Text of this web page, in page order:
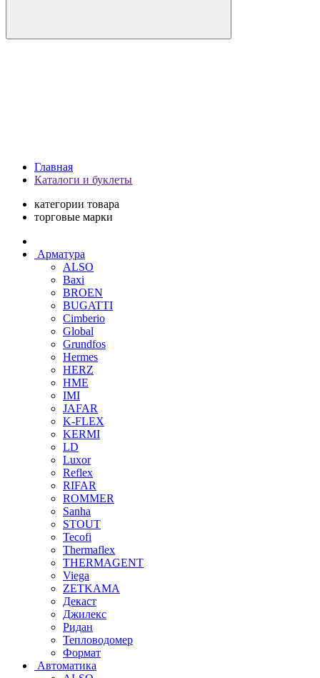
Главная
Каталоги и буклеты
категории товара
торговые марки
Арматура
ALSO
Baxi
BROEN
BUGATTI
Cimberio
Global
Grundfos
Hermes
HERZ
HME
IMI
JAFAR
K-FLEX
KERMI
LD
Luxor
Reflex
RIFAR
ROMMER
Sanha
STOUT
Tecofi
Thermaflex
THERMAGENT
Viega
ZETKAMA
Декаст
Джилекс
Ридан
Тепловодомер
Формат
Автоматика